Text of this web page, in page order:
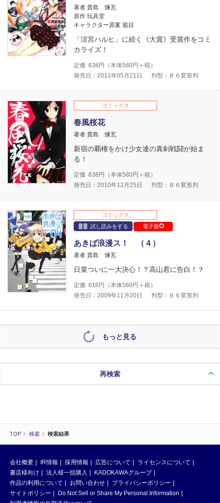
TOP 検索 検索結果
著者 貴島 煉瓦
原作 玩具堂
キャラクター原案 籠目
「涼宮ハルヒ」に続く《大賞》受賞作をコミ
カライズ！
定価 638 円（本体580円＋税）
発売日：2011年05月21日
判型：Ｂ６変形判
コミックス
春風桜花
著者 貴島 煉瓦
新宿の覇権をかけ少女達の真剣戦闘が始ま
る！
定価 638 円（本体580円＋税）
発売日：2010年12月25日
判型：Ｂ６変形判
コミックス
試し読みをする
電子版
あきば浪漫ス！ （４）
著者 貴島 煉瓦
日菜ついに一大決心！？高山君に告白！？
定価 616 円（本体560円＋税）
発売日：2009年11月20日
判型：Ｂ６変形判
もっと見る
再検索
会社概要 IR情報 採用情報 広告について
ライセンスについて
書店様向け
法人様一括購入
KADOKAWAグループ
作品の利用について
お問い合わせ
プライバシーポリシー
サイトポリシー
Do Not Sell or Share My Personal Information